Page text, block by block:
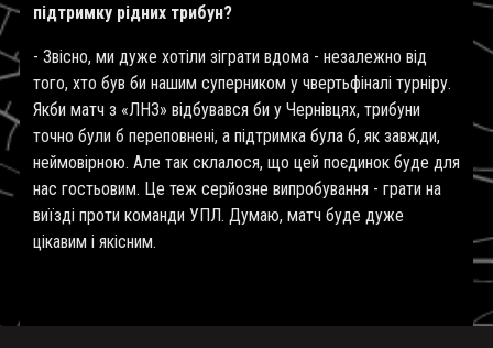
підтримку рідних трибун?
- Звісно, ми дуже хотіли зіграти вдома - незалежно від
того, хто був би нашим суперником у чвертьфіналі турніру.
Якби матч з «ЛНЗ» відбувався би у Чернівцях, трибуни
точно були б переповнені, а підтримка була б, як завжди,
неймовірною. Але так склалося, що цей поєдинок буде для
нас гостьовим. Це теж серйозне випробування - грати на
виїзді проти команди УПЛ. Думаю, матч буде дуже
цікавим і якісним.